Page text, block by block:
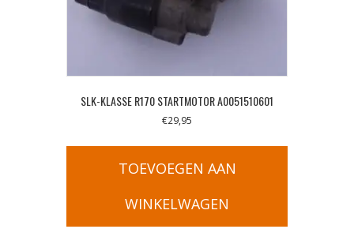
SLK-KLASSE R170 STARTMOTOR A0051510601
€29,95
TOEVOEGEN AAN
WINKELWAGEN